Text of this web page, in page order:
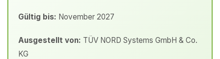
Gültig bis: November 2027
Ausgestellt von: TÜV NORD Systems GmbH & Co.
KG